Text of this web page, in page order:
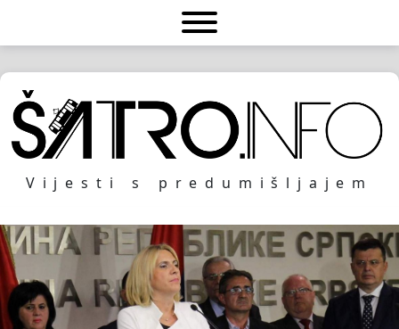
Vijesti s predumišljajem